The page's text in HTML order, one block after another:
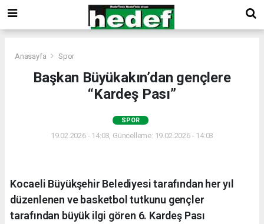
Anasayfa Spor
Başkan Büyükakın’dan gençlere
“Kardeş Pası”
SPOR
19.02.2026 - 14:03, Güncelleme: 19.02.2026 - 14:03
Kocaeli Büyükşehir Belediyesi tarafından her yıl
düzenlenen ve basketbol tutkunu gençler
tarafından büyük ilgi gören 6. Kardeş Pası